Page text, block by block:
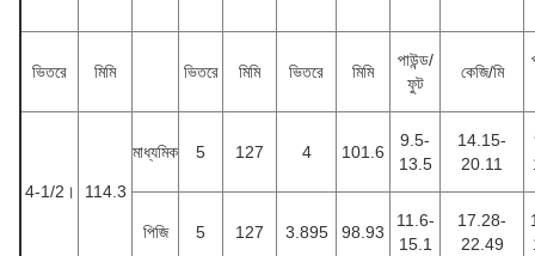
ভিতরে মিমি ভিতরে মিমি ভিতরে মিমি
পাউন্ড/
ফুট
কেজি/মি
4-1/2। 114.3
মাধ্যমিক 5 127 4 101.6
9.5-
13.5
14.15-
20.11
পিজি 5 127 3.895 98.93
11.6-
15.1
17.28-
22.49